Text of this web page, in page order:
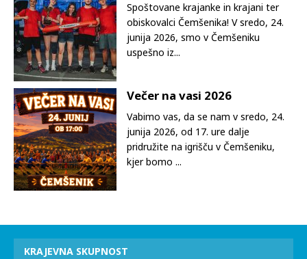
Spoštovane krajanke in krajani ter
obiskovalci Čemšenika! V sredo, 24.
junija 2026, smo v Čemšeniku
uspešno iz...
Večer na vasi 2026
Vabimo vas, da se nam v sredo, 24.
junija 2026, od 17. ure dalje
pridružite na igrišču v Čemšeniku,
kjer bomo ...
KRAJEVNA SKUPNOST